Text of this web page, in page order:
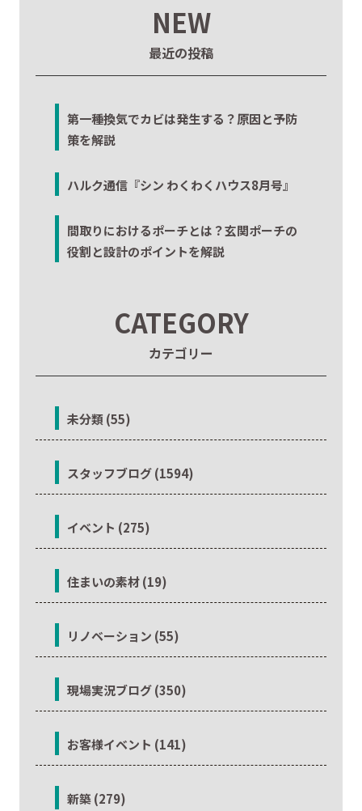
NEW
最近の投稿
第一種換気でカビは発生する？原因と予防
策を解説
ハルク通信『シン わくわくハウス8月号』
間取りにおけるポーチとは？玄関ポーチの
役割と設計のポイントを解説
CATEGORY
カテゴリー
未分類 (55)
スタッフブログ (1594)
イベント (275)
住まいの素材 (19)
リノベーション (55)
現場実況ブログ (350)
お客様イベント (141)
新築 (279)